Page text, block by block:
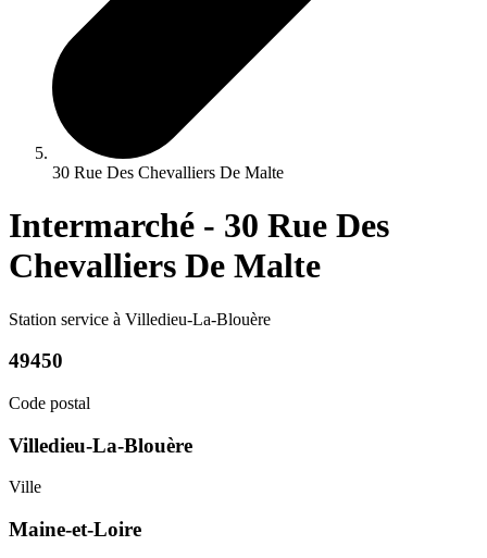
30 Rue Des Chevalliers De Malte
Intermarché - 30 Rue Des
Chevalliers De Malte
Station service à Villedieu-La-Blouère
49450
Code postal
Villedieu-La-Blouère
Ville
Maine-et-Loire